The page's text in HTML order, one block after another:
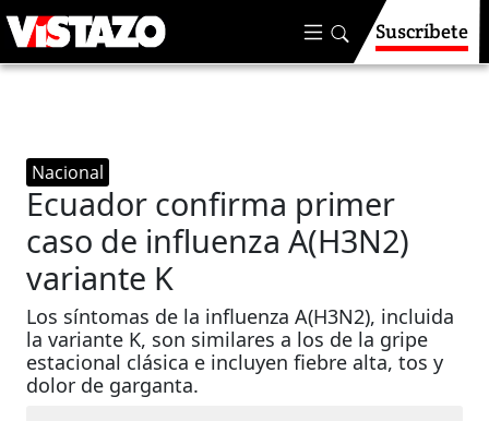
Suscríbete
Nacional
Ecuador confirma primer
caso de influenza A(H3N2)
variante K
Los síntomas de la influenza A(H3N2), incluida
la variante K, son similares a los de la gripe
estacional clásica e incluyen fiebre alta, tos y
dolor de garganta.